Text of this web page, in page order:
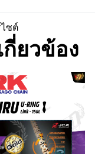
ซต์
ยวข้อง